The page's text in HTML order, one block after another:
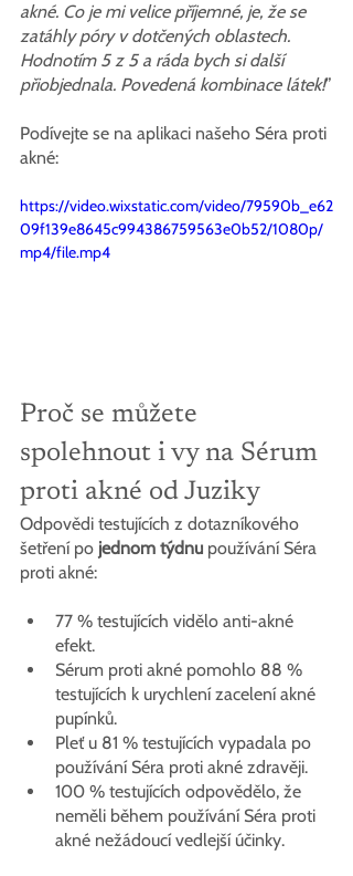
akné. Co je mi velice příjemné, je, že se
zatáhly póry v dotčených oblastech.
Hodnotím 5 z 5 a ráda bych si další
přiobjednala. Povedená kombinace látek!”
Podívejte se na aplikaci našeho Séra proti
akné:
https://video.wixstatic.com/video/79590b_e62
09f139e8645c994386759563e0b52/1080p/
mp4/file.mp4
Proč se můžete
spolehnout i vy na Sérum
proti akné od Juziky
Odpovědi testujících z dotazníkového
šetření po jednom týdnu používání Séra
proti akné:
77 % testujících vidělo anti-akné
efekt.
Sérum proti akné pomohlo 88 %
testujících k urychlení zacelení akné
pupínků.
Pleť u 81 % testujících vypadala po
používání Séra proti akné zdravěji.
100 % testujících odpovědělo, že
neměli během používání Séra proti
akné nežádoucí vedlejší účinky.